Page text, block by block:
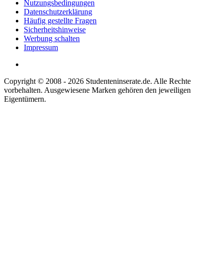
Nutzungsbedingungen
Datenschutzerklärung
Häufig gestellte Fragen
Sicherheitshinweise
Werbung schalten
Impressum
Copyright © 2008 - 2026 Studenteninserate.de. Alle Rechte
vorbehalten. Ausgewiesene Marken gehören den jeweiligen
Eigentümern.